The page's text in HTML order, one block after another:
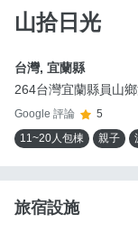
山拾日光
台灣, 宜蘭縣
264台灣宜蘭縣員山
Google 評論
5
11~20人包棟
親子
旅宿設施